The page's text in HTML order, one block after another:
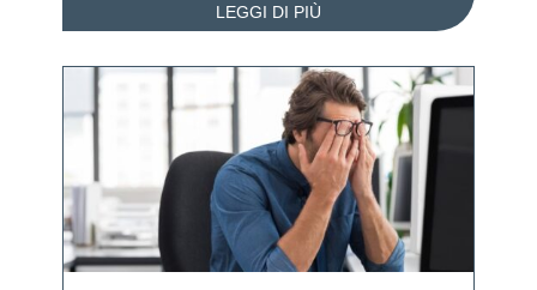
LEGGI DI PIÙ